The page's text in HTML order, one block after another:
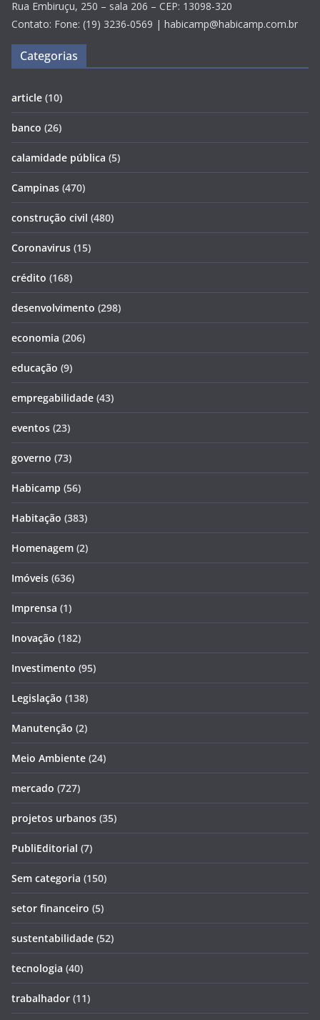
Rua Embiruçu, 250 – sala 206 – CEP: 13098-320
Contato: Fone: (19) 3236-0569 | habicamp@habicamp.com.br
Categorias
article (10)
banco (26)
calamidade pública (5)
Campinas (470)
construção civil (480)
Coronavirus (15)
crédito (168)
desenvolvimento (298)
economia (206)
educação (9)
empregabilidade (43)
eventos (23)
governo (73)
Habicamp (56)
Habitação (383)
Homenagem (2)
Imóveis (636)
Imprensa (1)
Inovação (182)
Investimento (95)
Legislação (138)
Manutenção (2)
Meio Ambiente (24)
mercado (727)
projetos urbanos (35)
PubliEditorial (7)
Sem categoria (150)
setor financeiro (5)
sustentabilidade (52)
tecnologia (40)
trabalhador (11)